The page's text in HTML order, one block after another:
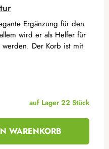
auf Lager 22 Stück
WARENKORB
Ergänzung für den
wird er als Helfer für
Der Korb ist mit